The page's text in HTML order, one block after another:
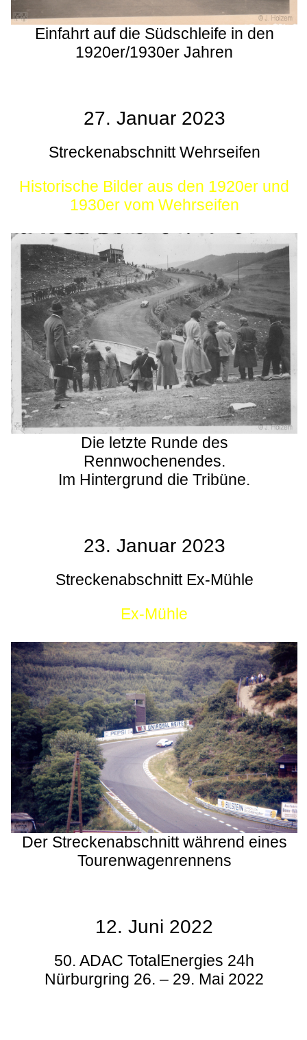
Einfahrt auf die Südschleife in den
1920er/1930er Jahren
27. Januar 2023
Streckenabschnitt Wehrseifen
Historische Bilder aus den 1920er und
1930er vom Wehrseifen
Die letzte Runde des
Rennwochenendes.
Im Hintergrund die Tribüne.
23. Januar 2023
Streckenabschnitt Ex-Mühle
Ex-Mühle
Der Streckenabschnitt während eines
Tourenwagenrennens
12. Juni 2022
50. ADAC TotalEnergies 24h
Nürburgring 26. – 29. Mai 2022